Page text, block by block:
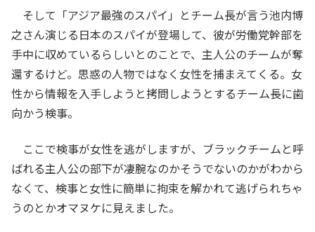
そして「アジア最強のスパイ」とチーム長が言う池内博
之さん演じる日本のスパイが登場して、彼が労働党幹部を
手中に収めているらしいとのことで、主人公のチームが奪
還するけど。思惑の人物ではなく女性を捕まえてくる。女
性から情報を入手しようと拷問しようとするチーム長に歯
向かう検事。
ここで検事が女性を逃がしますが、ブラックチームと呼
ばれる主人公の部下が凄腕なのかそうでないのかがわから
なくて、検事と女性に簡単に拘束を解かれて逃げられちゃ
うのとかオマヌケに見えました。